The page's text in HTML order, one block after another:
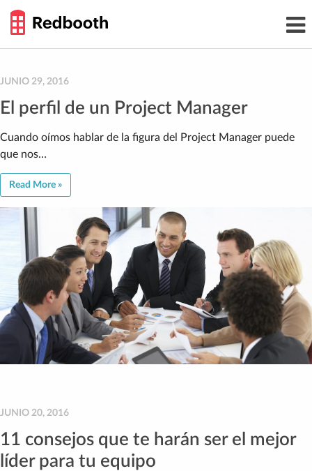
content
GUIDE
JUNIO 29, 2016
El perfil de un Project Manager
Cuando oímos hablar de la figura del Project Manager puede
que nos…
Read More »
JUNIO 20, 2016
11 consejos que te harán ser el mejor
líder para tu equipo